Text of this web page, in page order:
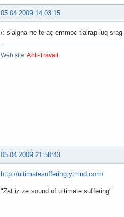
05.04.2009 14:03:15
/: sialgna ne te aç emmoc tialrap iuq
Web site:Anti-Travail
05.04.2009 21:58:43
http://ultimatesuffering.ytmnd.com/
"Zat iz ze sound of ultimate suffering"